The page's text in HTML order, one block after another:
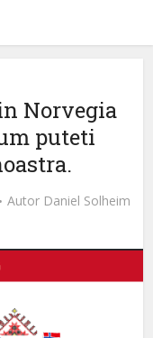
Norvegia
puteti
Autor Daniel Solheim